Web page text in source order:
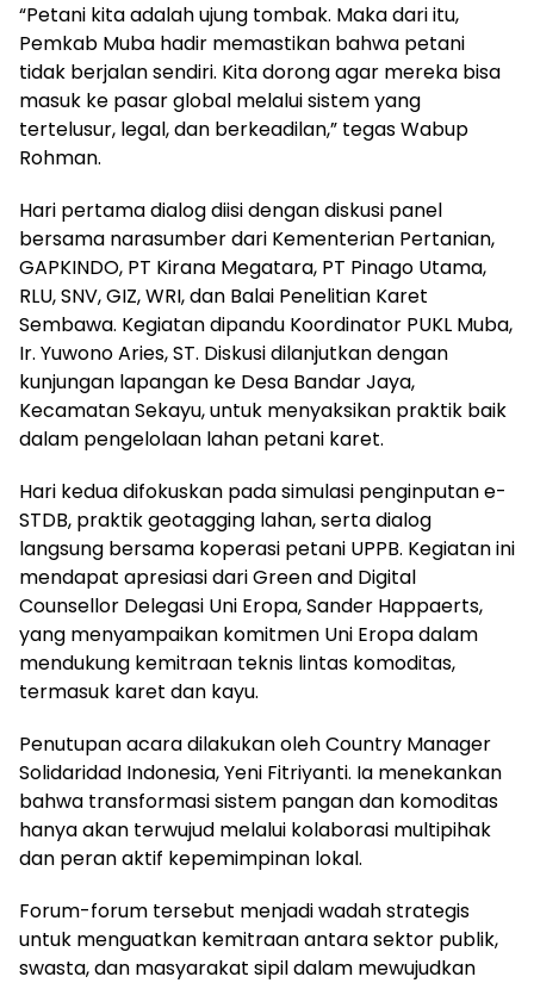
“Petani kita adalah ujung tombak. Maka dari itu,
Pemkab Muba hadir memastikan bahwa petani
tidak berjalan sendiri. Kita dorong agar mereka bisa
masuk ke pasar global melalui sistem yang
tertelusur, legal, dan berkeadilan,” tegas Wabup
Rohman.
Hari pertama dialog diisi dengan diskusi panel
bersama narasumber dari Kementerian Pertanian,
GAPKINDO, PT Kirana Megatara, PT Pinago Utama,
RLU, SNV, GIZ, WRI, dan Balai Penelitian Karet
Sembawa. Kegiatan dipandu Koordinator PUKL Muba,
Ir. Yuwono Aries, ST. Diskusi dilanjutkan dengan
kunjungan lapangan ke Desa Bandar Jaya,
Kecamatan Sekayu, untuk menyaksikan praktik baik
dalam pengelolaan lahan petani karet.
Hari kedua difokuskan pada simulasi penginputan e-
STDB, praktik geotagging lahan, serta dialog
langsung bersama koperasi petani UPPB. Kegiatan ini
mendapat apresiasi dari Green and Digital
Counsellor Delegasi Uni Eropa, Sander Happaerts,
yang menyampaikan komitmen Uni Eropa dalam
mendukung kemitraan teknis lintas komoditas,
termasuk karet dan kayu.
Penutupan acara dilakukan oleh Country Manager
Solidaridad Indonesia, Yeni Fitriyanti. Ia menekankan
bahwa transformasi sistem pangan dan komoditas
hanya akan terwujud melalui kolaborasi multipihak
dan peran aktif kepemimpinan lokal.
Forum-forum tersebut menjadi wadah strategis
untuk menguatkan kemitraan antara sektor publik,
swasta, dan masyarakat sipil dalam mewujudkan